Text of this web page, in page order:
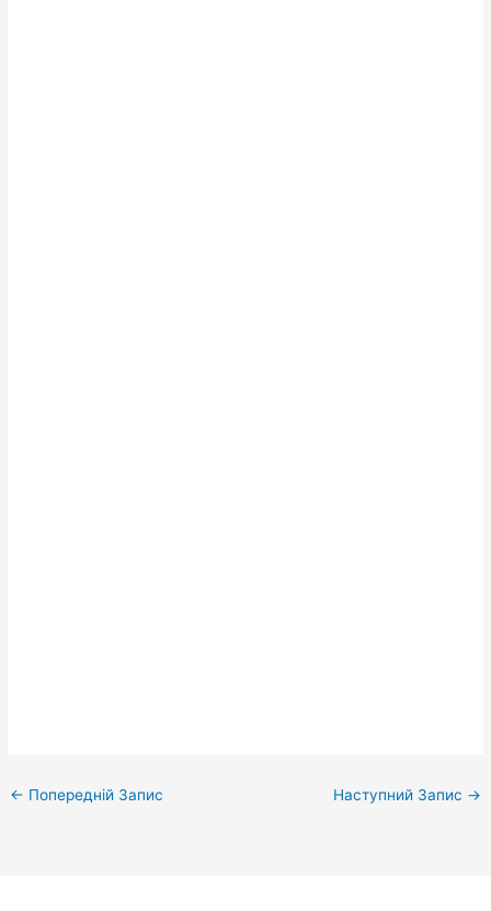
← Попередній Запис Наступний Запис →